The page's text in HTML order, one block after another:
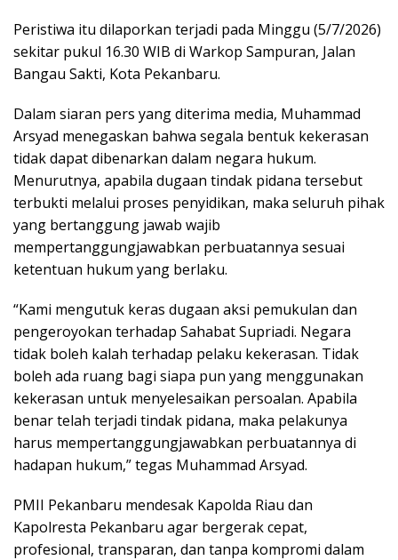
Peristiwa itu dilaporkan terjadi pada Minggu (5/7/2026)
sekitar pukul 16.30 WIB di Warkop Sampuran, Jalan
Bangau Sakti, Kota Pekanbaru.
Dalam siaran pers yang diterima media, Muhammad
Arsyad menegaskan bahwa segala bentuk kekerasan
tidak dapat dibenarkan dalam negara hukum.
Menurutnya, apabila dugaan tindak pidana tersebut
terbukti melalui proses penyidikan, maka seluruh pihak
yang bertanggung jawab wajib
mempertanggungjawabkan perbuatannya sesuai
ketentuan hukum yang berlaku.
“Kami mengutuk keras dugaan aksi pemukulan dan
pengeroyokan terhadap Sahabat Supriadi. Negara
tidak boleh kalah terhadap pelaku kekerasan. Tidak
boleh ada ruang bagi siapa pun yang menggunakan
kekerasan untuk menyelesaikan persoalan. Apabila
benar telah terjadi tindak pidana, maka pelakunya
harus mempertanggungjawabkan perbuatannya di
hadapan hukum,” tegas Muhammad Arsyad.
PMII Pekanbaru mendesak Kapolda Riau dan
Kapolresta Pekanbaru agar bergerak cepat,
profesional, transparan, dan tanpa kompromi dalam